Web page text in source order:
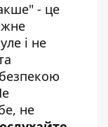
- це
і не
не